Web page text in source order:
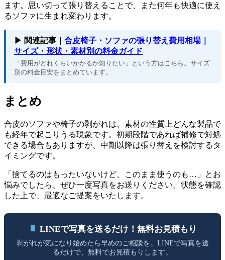
ます。思い切って張り替えることで、また何年も快適に使え
るソファに生まれ変わります。
▶ 関連記事｜ 合皮椅子・ソファの張り替え費用相場｜
サイズ・形状・素材別の料金ガイド
「費用がどれくらいかかるか知りたい」という方はこちら。サイズ
別の料金目安をまとめています。
まとめ
合皮のソファや椅子の剥がれは、素材の性質上どんな製品で
も経年で起こりうる現象です。初期段階であれば補修で対処
できる場合もありますが、中期以降は張り替えを検討するタ
イミングです。
「捨てるのはもったいないけど、このまま使うのも…」とお
悩みでしたら、ぜひ一度写真をお送りください。状態を確認
した上で、最適なご提案をいたします。
LINEで写真を送るだけ！無料お見積もり
剥がれが気になり始めたら早めのご相談を。LINEで写真を送
るだけで、無料でお見積もりします。